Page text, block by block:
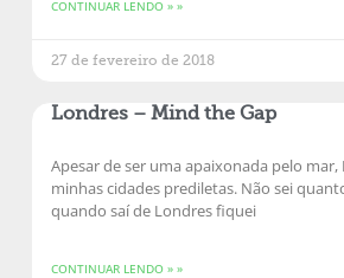
CONTINUAR LENDO » »
27 de fevereiro de 2018
Londres – Mind the Gap
Apesar de ser uma apaixonada pelo
minhas cidades prediletas. Não sei
quando saí de Londres fiquei
CONTINUAR LENDO » »